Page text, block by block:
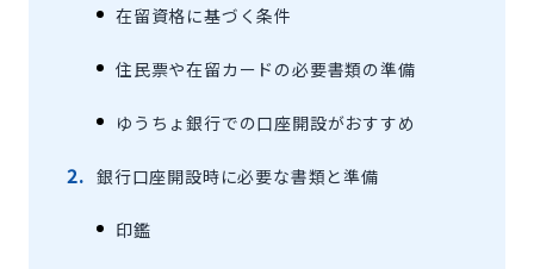
在留資格に基づく条件
住民票や在留カードの必要書類の準備
ゆうちょ銀行での口座開設がおすすめ
銀行口座開設時に必要な書類と準備
印鑑